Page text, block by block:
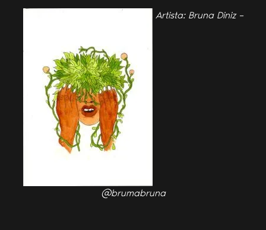
Artista: Bruna Diniz –
@brumabruna